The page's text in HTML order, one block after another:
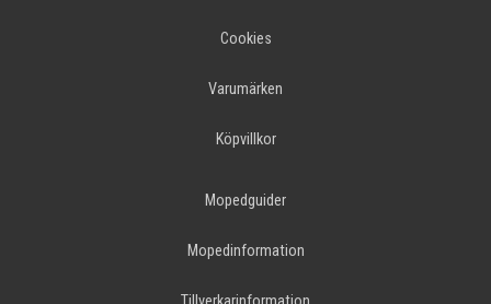
Cookies
Varumärken
Köpvillkor
Mopedguider
Mopedinformation